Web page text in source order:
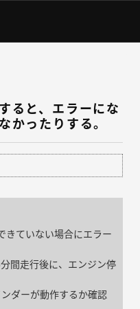
ると、エラーにな
かったりする。
きていない場合にエラー
間走行後に、エンジン停
ダーが動作するか確認